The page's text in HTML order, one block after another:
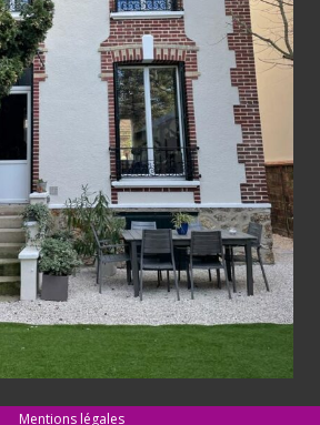
Mentions légales